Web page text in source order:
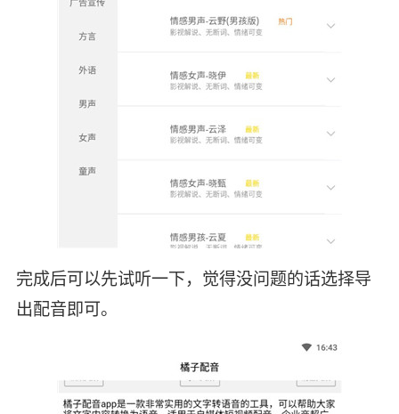
完成后可以先试听一下，觉得没问题的话选择导
出配音即可。